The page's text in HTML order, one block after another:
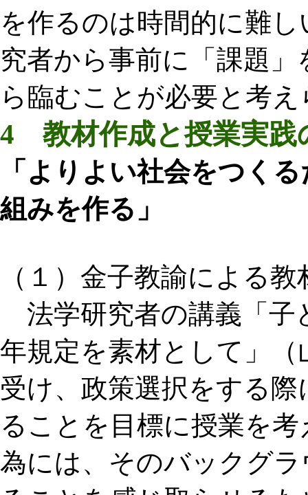
を作るのは時間的に難
究者から事前に「課題
ら臨むことが必要と考
4 教材作成と授業実
「よりよい社会をつく
組みを作る」
（１）金子教諭による
法学研究者の講義「子
年規定を素材として」
受け、政策選択をする
ることを目標に授業を
為には、そのバックグ